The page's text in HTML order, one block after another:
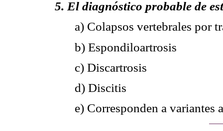
5. El diagnóstico probable de
a) Colapsos vertebrales por
b) Espondiloartrosis
c) Discartrosis
d) Discitis
e) Corresponden a variantes